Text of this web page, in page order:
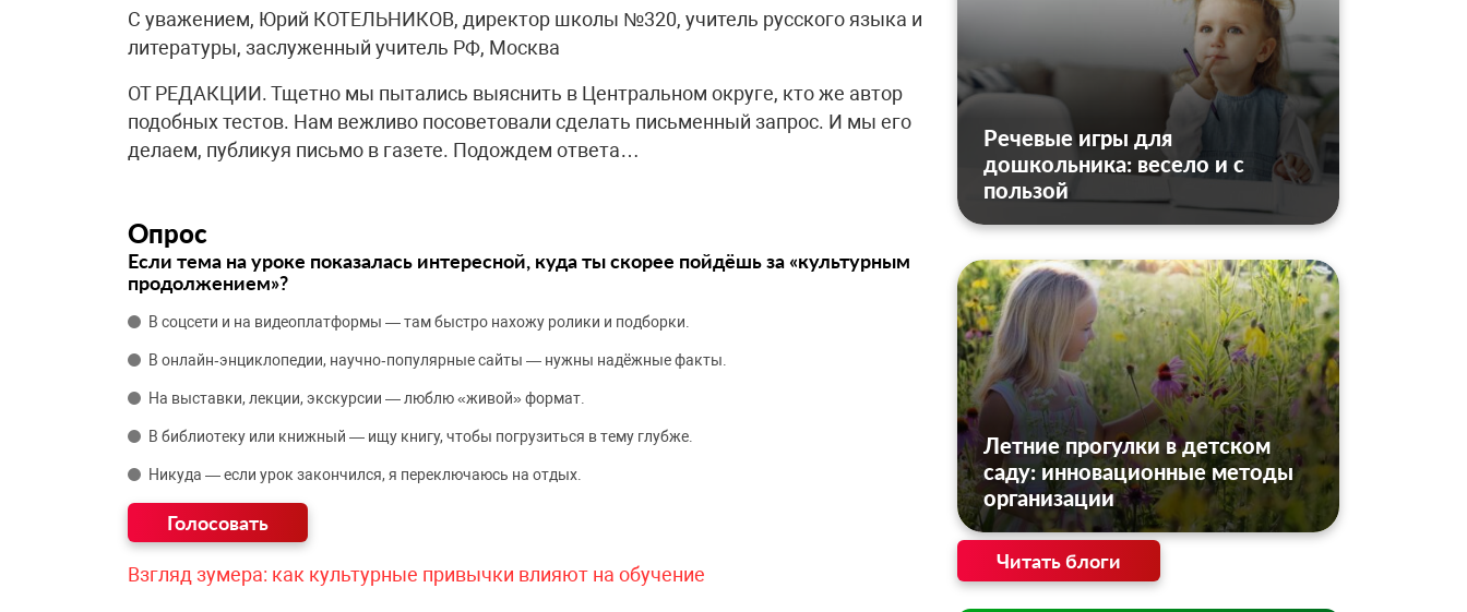
С уважением, Юрий КОТЕЛЬНИКОВ, директор школы №320, учитель русского языка и
литературы, заслуженный учитель РФ, Москва
ОТ РЕДАКЦИИ. Тщетно мы пытались выяснить в Центральном округе, кто же автор
подобных тестов. Нам вежливо посоветовали сделать письменный запрос. И мы его
делаем, публикуя письмо в газете. Подождем ответа…
Опрос
Если тема на уроке показалась интересной, куда ты скорее пойдёшь за «культурным
продолжением»?
В соцсети и на видеоплатформы — там быстро нахожу ролики и подборки.
В онлайн‑энциклопедии, научно‑популярные сайты — нужны надёжные факты.
На выставки, лекции, экскурсии — люблю «живой» формат.
В библиотеку или книжный — ищу книгу, чтобы погрузиться в тему глубже.
Никуда — если урок закончился, я переключаюсь на отдых.
Взгляд зумера: как культурные привычки влияют на обучение
Речевые игры для
дошкольника: весело и с
пользой
Летние прогулки в детском
саду: инновационные методы
организации
Читать блоги